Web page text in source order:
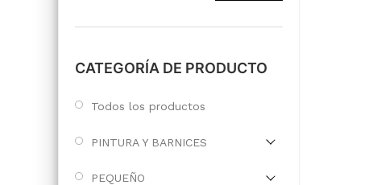
CATEGORÍA DE PRODUCTO
Todos los productos
PINTURA Y BARNICES
PEQUEÑO